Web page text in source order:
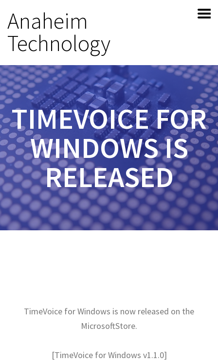
Anaheim
Technology
TIMEVOICE FOR
WINDOWS IS
RELEASED
TimeVoice for Windows is now released on the
MicrosoftStore.
[TimeVoice for Windows v1.1.0]